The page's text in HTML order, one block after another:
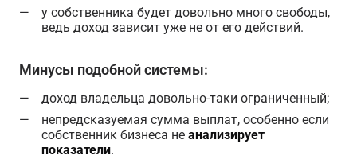
у собственника будет довольно много свободы,
ведь доход зависит уже не от его действий.
Минусы подобной системы:
доход владельца довольно-таки ограниченный;
непредсказуемая сумма выплат, особенно если
собственник бизнеса не анализирует
показатели.